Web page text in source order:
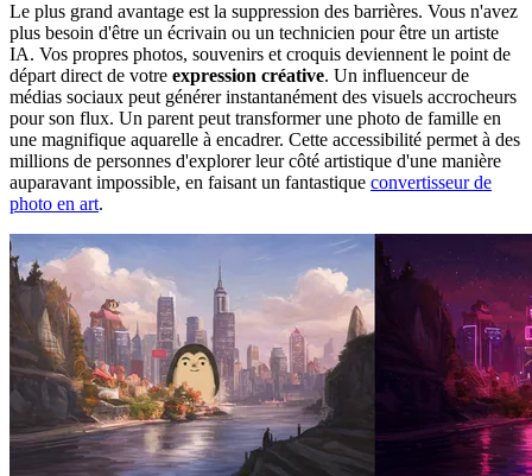
Le plus grand avantage est la suppression des barrières. Vous n'avez
plus besoin d'être un écrivain ou un technicien pour être un artiste
IA. Vos propres photos, souvenirs et croquis deviennent le point de
départ direct de votre expression créative. Un influenceur de
médias sociaux peut générer instantanément des visuels accrocheurs
pour son flux. Un parent peut transformer une photo de famille en
une magnifique aquarelle à encadrer. Cette accessibilité permet à des
millions de personnes d'explorer leur côté artistique d'une manière
auparavant impossible, en faisant un fantastique convertisseur de
photo en art.